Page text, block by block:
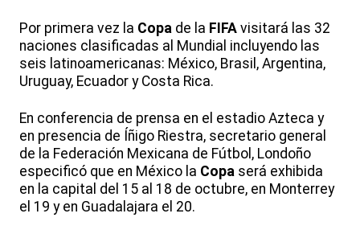
Por primera vez la Copa de la FIFA visitará las 32
naciones clasificadas al Mundial incluyendo las
seis latinoamericanas: México, Brasil, Argentina,
Uruguay, Ecuador y Costa Rica.
En conferencia de prensa en el estadio Azteca y
en presencia de Íñigo Riestra, secretario general
de la Federación Mexicana de Fútbol, Londoño
especificó que en México la Copa será exhibida
en la capital del 15 al 18 de octubre, en Monterrey
el 19 y en Guadalajara el 20.